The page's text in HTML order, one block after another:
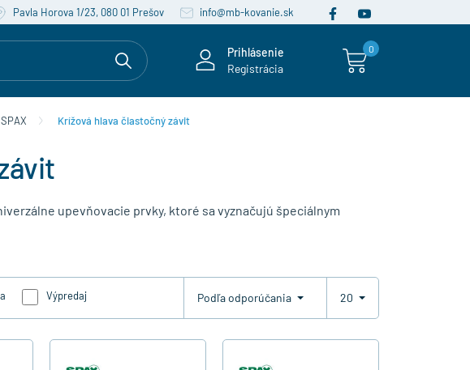
Pavla Horova 1/23, 080 01 Prešov info@mb-kovanie.sk
Prihlásenie
Registrácia
0
Krížová hlava čiastočný závit
upevňovacie prvky, ktoré sa vyznačujú špeciálnym
Výpredaj Podľa odporúčania 20